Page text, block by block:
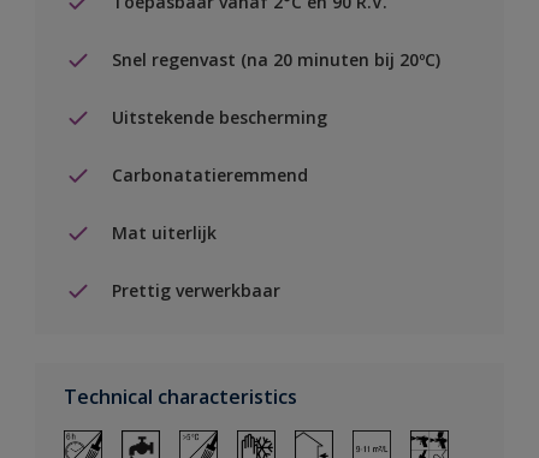
Snel regenvast (na 20 minuten bij 20ºC)
Uitstekende bescherming
Carbonatatieremmend
Mat uiterlijk
Prettig verwerkbaar
Technical characteristics